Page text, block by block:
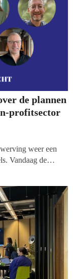
de plannen
profitsector
weer een
Vandaag de